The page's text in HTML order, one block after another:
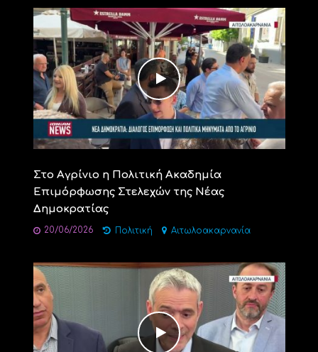
Στο Αγρίνιο η Πολιτική Ακαδημία
Επιμόρφωσης Στελεχών της Νέας
Δημοκρατίας
20/06/2026 Πολιτική Αιτωλοακαρνανία